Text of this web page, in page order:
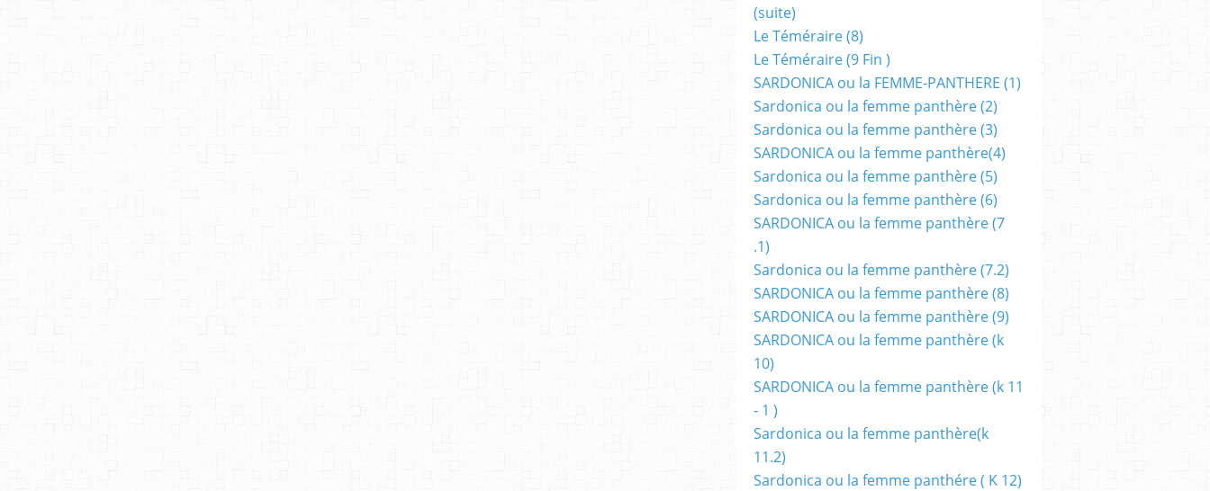
(suite)
Le Téméraire (8)
Le Téméraire (9 Fin )
SARDONICA ou la FEMME-PANTHERE (1)
Sardonica ou la femme panthère (2)
Sardonica ou la femme panthère (3)
SARDONICA ou la femme panthère(4)
Sardonica ou la femme panthère (5)
Sardonica ou la femme panthère (6)
SARDONICA ou la femme panthère (7
.1)
Sardonica ou la femme panthère (7.2)
SARDONICA ou la femme panthère (8)
SARDONICA ou la femme panthère (9)
SARDONICA ou la femme panthère (k
10)
SARDONICA ou la femme panthère (k 11
- 1 )
Sardonica ou la femme panthère(k
11.2)
Sardonica ou la femme panthére ( K 12)